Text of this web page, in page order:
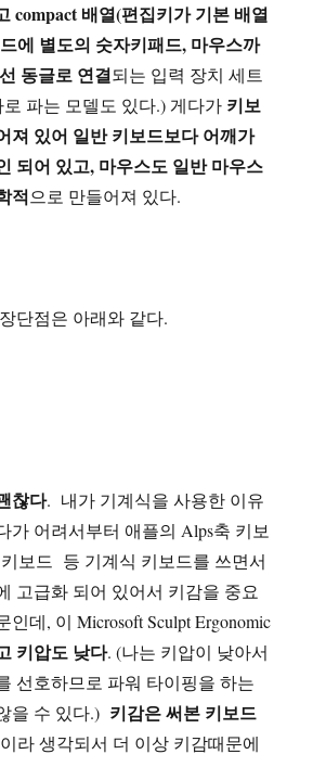
compact 배열(편집키가 기본 배열
에 별도의 숫자키패드, 마우스까
동글로 연결되는 입력 장치 세트
파는 모델도 있다.) 게다가 키보
져 있어 일반 키보드보다 어깨가
되어 있고, 마우스도 일반 마우스
적으로 만들어져 있다.
단점은 아래와 같다.
찮다. 내가 기계식을 사용한 이유
가 어려서부터 애플의 Alps축 키보
보드 등 기계식 키보드를 쓰면서
고급화 되어 있어서 키감을 중요
데, 이 Microsoft Sculpt Ergonomic
키압도 낮다. (나는 키압이 낮아서
선호하므로 파워 타이핑을 하는
을 수 있다.) 키감은 써본 키보드
라 생각되서 더 이상 키감때문에